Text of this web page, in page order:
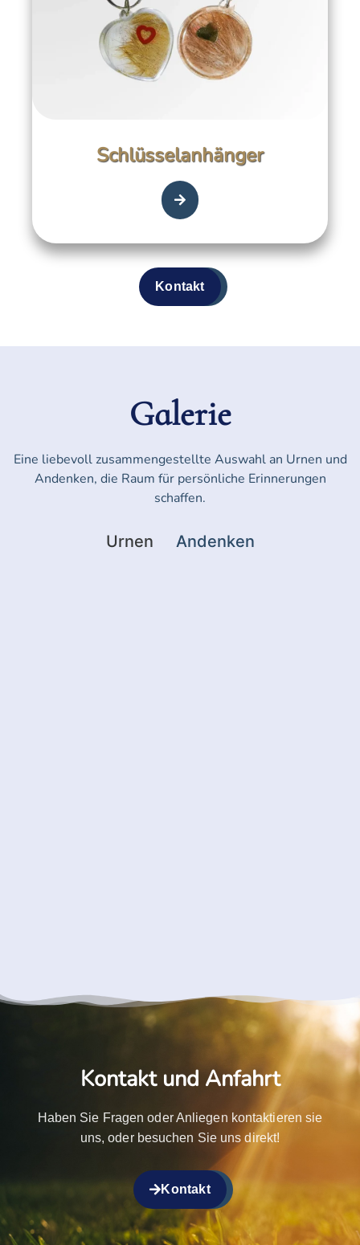
Schlüsselanhänger
Kontakt
Galerie
Eine liebevoll zusammengestellte Auswahl an Urnen und
Andenken, die Raum für persönliche Erinnerungen
schaffen.
Urnen Andenken
Kontakt und Anfahrt
Haben Sie Fragen oder Anliegen kontaktieren sie
uns, oder besuchen Sie uns direkt!
Kontakt